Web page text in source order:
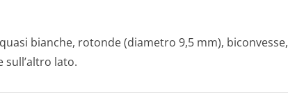
bianche, rotonde (diametro 9,5 mm), biconvesse,
sull’altro lato.